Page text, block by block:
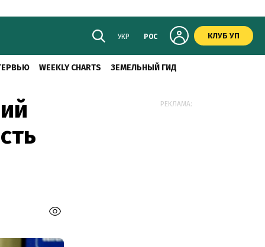
УКР РОС КЛУБ УП
WEEKLY CHARTS ЗЕМЕЛЬНЫЙ ГИД
РЕКЛАМА: